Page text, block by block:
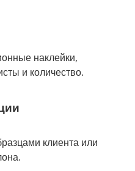
наклейки,
и количество.
клиента или